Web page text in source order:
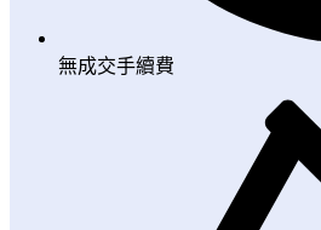
無成交手續費